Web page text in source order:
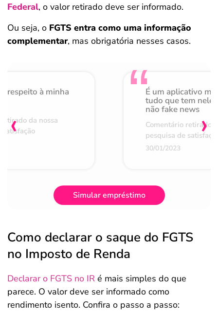
Federal, o valor retirado deve ser informado.
Ou seja, o FGTS entra como uma informação
complementar, mas obrigatória nesses casos.
respeito à minha
da nossa
É um aplicativo
tudo que tem nele
não fake news
Comentário retirado
pesquisa de
30/01/2023
‹ ›
Simular empréstimo
Como declarar o saque do FGTS
no Imposto de Renda
Declarar o FGTS no IR é mais simples do que
parece. O valor deve ser informado como
rendimento isento. Confira o passo a passo: